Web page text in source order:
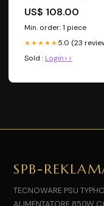
US$ 108.00
Min. order: 1 piece
★★★★★ 5.0 (23
Sold : Login>>
SPB-
TECNOWARE PSU
ALIMENTATORE 850W